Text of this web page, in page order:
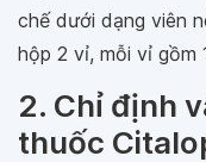
chế dưới dạng viên
hộp 2 vỉ, mỗi vỉ gồm
2. Chỉ định
thuốc